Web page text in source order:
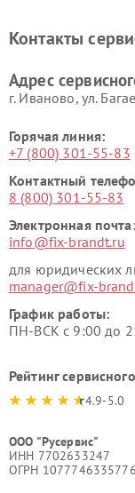
Контакты
Адрес
г. Иваново, ул.
Горячая линия:
+7 (800) 301-55-83
Контактный
8 (800) 301-55-83
Электронная почта:
info@fix-brandt.ru
для юридических
manager@fix-
График работы:
ПН-ВСК с 9:00 до
Рейтинг
4.9-5.0
ООО "Русервис"
ИНН 7702633247
ОГРН 1077746335776